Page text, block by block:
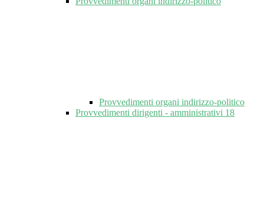
Provvedimenti organi indirizzo-politico
Provvedimenti dirigenti - amministrativi 18